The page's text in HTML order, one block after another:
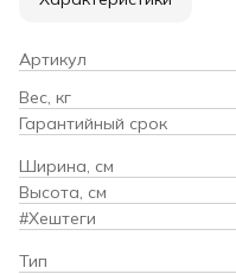
Артикул
Вес, кг
Гарантийный срок
Ширина, см
Высота, см
#Хештеги
Тип